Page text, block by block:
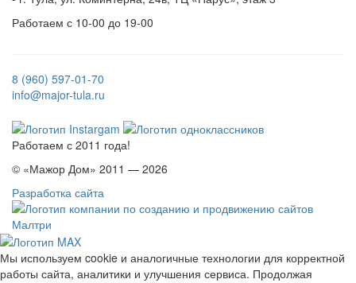
Работаем с 10-00 до 19-00
8 (960) 597-01-70
info@major-tula.ru
Работаем с 2011 года!
© «Мажор Дом» 2011 — 2026
Разработка сайта
Мы используем cookie и аналогичные технологии для корректной
работы сайта, аналитики и улучшения сервиса. Продолжая